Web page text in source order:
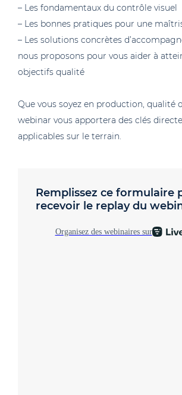
– Les fondamentaux du contrôle visuel
– Les bonnes pratiques pour une
– Les solutions concrètes
nous proposons pour vous aider à
objectifs qualité
Que vous soyez en production, qualité
webinar vous apportera des clés
applicables sur le terrain.
Remplissez ce formulaire
recevoir le replay du